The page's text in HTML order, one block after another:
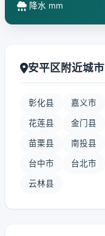
降水 mm
安平区附近城市
彰化县 嘉义市
花莲县 金门县
苗栗县 南投县
台中市 台北市
云林县